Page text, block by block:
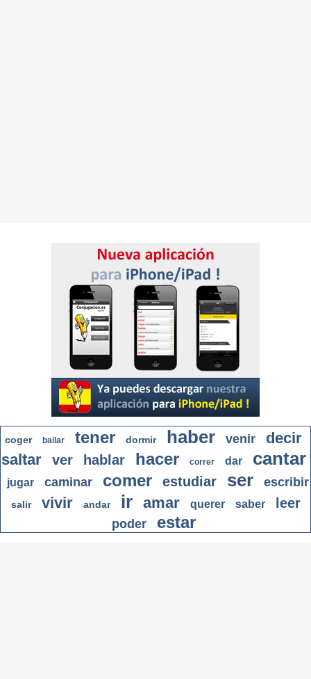
coger bailar tener dormir haber venir
decir
saltar
ver hablar hacer correr dar cantar
jugar caminar comer estudiar ser escribir
salir vivir andar ir amar querer saber leer
poder estar